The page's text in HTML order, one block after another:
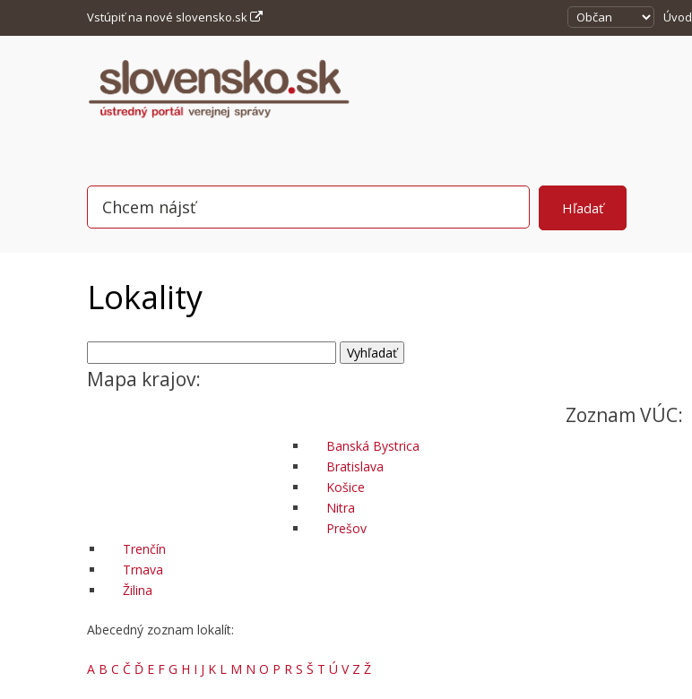
Vstúpiť na nové slovensko.sk Úvod
Lokality
Mapa krajov:
Zoznam VÚC:
Banská Bystrica
Bratislava
Košice
Nitra
Prešov
Trenčín
Trnava
Žilina
Abecedný zoznam lokalít:
A B C Č Ď E F G H I J K L M N O P R S Š T Ú V Z Ž